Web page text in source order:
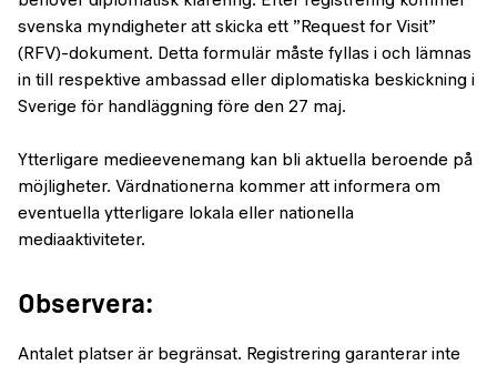
svenska myndigheter att skicka ett ”Request for Visit”
(RFV)-dokument. Detta formulär måste fyllas i och lämnas
in till respektive ambassad eller diplomatiska beskickning i
Sverige för handläggning före den 27 maj.
Ytterligare medieevenemang kan bli aktuella beroende på
möjligheter. Värdnationerna kommer att informera om
eventuella ytterligare lokala eller nationella
mediaaktiviteter.
Observera:
Antalet platser är begränsat. Registrering garanterar inte